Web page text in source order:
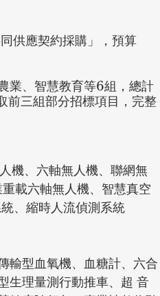
供應契約採購」，預算
業、智慧教育等6組，總計
前三組部分招標項目，完整
機、六軸無人機、聯網無
載六軸無人機、智慧真空
、縮時人流偵測系統
輸型血氧機、血糖計、六合
生理量測行動推車、超 音